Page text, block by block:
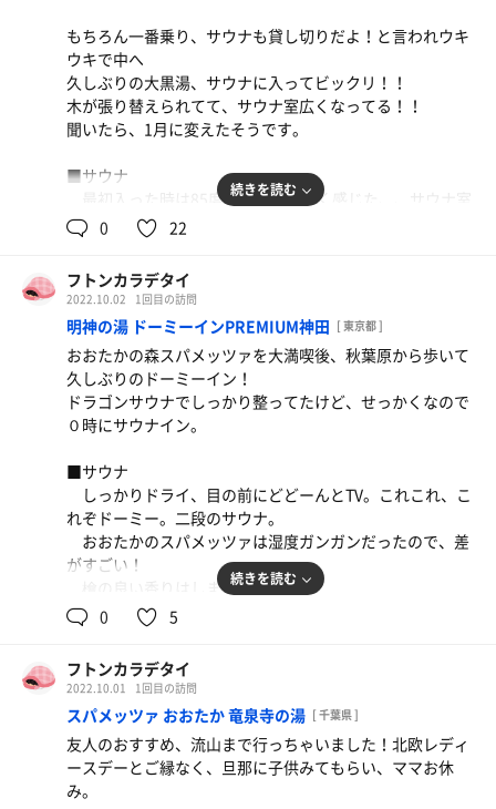
もちろん一番乗り、サウナも貸し切りだよ！と言われウキ
ウキで中へ
久しぶりの大黒湯、サウナに入ってビックリ！！
木が張り替えられてて、サウナ室広くなってる！！
聞いたら、1月に変えたそうです。
■サウナ
最初入った時は85度くらい、ぬるく感じた、、サウナ室
が拡張されたからか、全体的に体感温度が低くなっ
上段で12分×3回
私にしてはずいぶん結構長くいれるな
■水風呂
・20度、正直ぬるいけどバイブラのおかげでまぁまぁの満
足度
やはり水風呂は広い気がする
久しぶりの大黒湯、サウナが広く綺麗になっていたのはす
ごく良かった！
近いし空いてるし素晴らしいけど、やっぱり整いイスがな
いのが残念過ぎる。
そしてサウナ室広くなったことにより、温度が低くなった
フトンカラデテヨカッタ度：★☆☆
続きを読む
0 22
フトンカラデタイ
2022.10.02 1回目の訪問
明神の湯 ドーミーインPREMIUM神田 [ 東京都 ]
おおたかの森スパメッツァを大満喫後、秋葉原から歩いて
久しぶりのドーミーイン！
ドラゴンサウナでしっかり整ってたけど、せっかくなので
０時にサウナイン。
■サウナ
しっかりドライ、目の前にどどーんとTV。これこれ、こ
れぞドーミー。二段のサウナ。
おおたかのスパメッツァは湿度ガンガンだったので、差
がすごい！
檜の良い香りはしました！
・なんのジョーダン？ってくらい小さい、昔のお風呂みた
いで入りにくい。
温度は14〜15度のキンキン！湯船大きくしてくれーーー
ー
■■感想■■
続きを読む
0 5
フトンカラデタイ
2022.10.01 1回目の訪問
スパメッツァ おおたか 竜泉寺の湯 [ 千葉県 ]
友人のおすすめ、流山まで行っちゃいました！北欧レディ
ースデーとご縁なく、旦那に子供みてもらい、ママお休
み。